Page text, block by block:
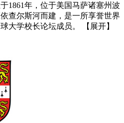
1861年，位于美国马萨诸塞州波
查尔斯河而建，是一所享誉世界
大学校长论坛成员。
【展开】